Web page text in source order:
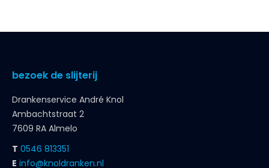
bezoek de slijterij
Drankenservice André Knol
Ambachtstraat 2
7609 RA Almelo
T 0546 813351
E info@knoldranken.nl